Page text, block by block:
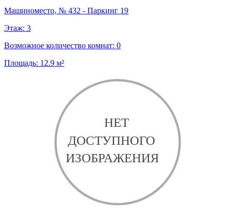
Машиноместо, № 432 - Паркинг 19
Этаж: 3
Возможное количество комнат: 0
Площадь: 12.9 м²